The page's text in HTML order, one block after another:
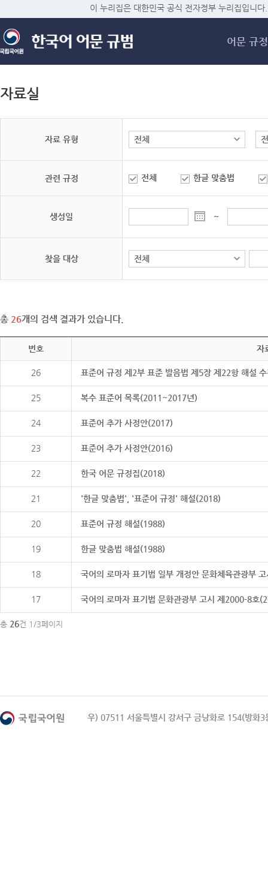
메
이 누리집은 대한민국 공식 전자정부 누리집입니다.
어문 규정
자료실
자료 유형
관련 규정 전체 한글 맞춤법
생성일 ~
찾을 대상
총 26개의 검색 결과가 있습니다.
번호 자
26 표준어 규정 제2부 표준 발음법 제5장 제22항 해설
25 복수 표준어 목록(2011~2017년)
24 표준어 추가 사정안(2017)
23 표준어 추가 사정안(2016)
22 한국 어문 규정집(2018)
21 '한글 맞춤법', '표준어 규정' 해설(2018)
20 표준어 규정 해설(1988)
19 한글 맞춤법 해설(1988)
18 국어의 로마자 표기법 일부 개정안 문화체육관광부
17 국어의 로마자 표기법 문화관광부 고시 제2000-8호
총 26건 1/3페이지
우) 07511 서울특별시 강서구 금낭화로 154(방화3